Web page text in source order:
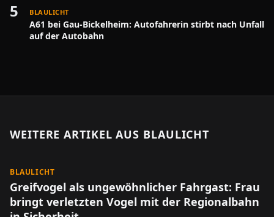
5 BLAULICHT
A61 bei Gau-Bickelheim: Autofahrerin stirbt nach Unfall
auf der Autobahn
WEITERE ARTIKEL AUS BLAULICHT
BLAULICHT
Greifvogel als ungewöhnlicher Fahrgast: Frau
bringt verletzten Vogel mit der Regionalbahn